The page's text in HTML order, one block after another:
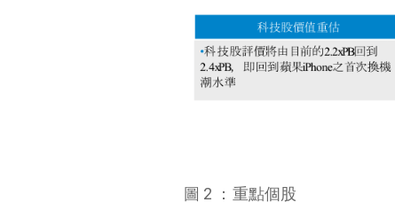
圖 2 ：重點個股